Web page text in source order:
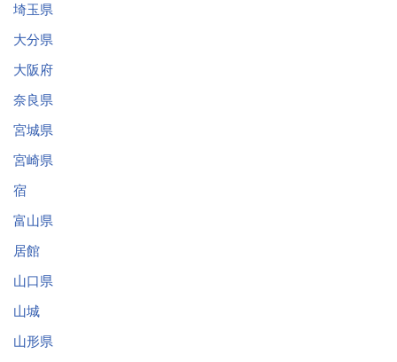
埼玉県
大分県
大阪府
奈良県
宮城県
宮崎県
宿
富山県
居館
山口県
山城
山形県